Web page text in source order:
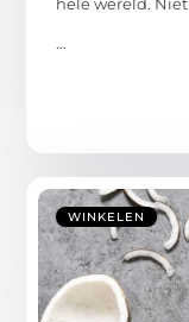
...
WINKELEN